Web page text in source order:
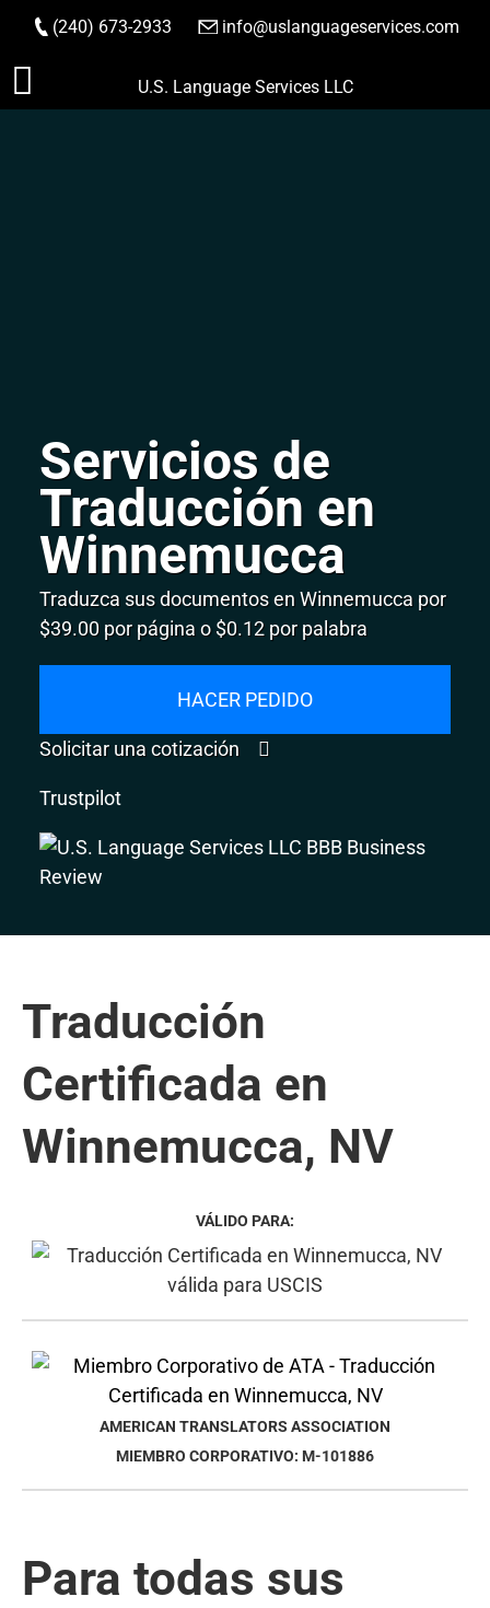
Saltar
(240) 673-2933 info@uslanguageservices.com
HACER PEDIDO
U.S. Language Services LLC
Servicios de
Traducción en
Winnemucca
Traduzca sus documentos en Winnemucca por
$39.00 por página o $0.12 por palabra
HACER PEDIDO
Solicitar una cotización
Trustpilot
Traducción
Certificada en
Winnemucca, NV
VÁLIDO PARA:
AMERICAN TRANSLATORS ASSOCIATION
MIEMBRO CORPORATIVO: M-101886
Para todas sus